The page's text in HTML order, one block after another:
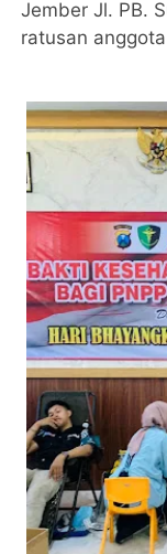
Jember Jl. PB.
ratusan